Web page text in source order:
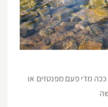
ככה מדי פעם מפנטזים או